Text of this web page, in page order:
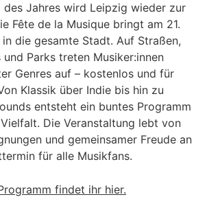
des Jahres wird Leipzig wieder zur
Fête de la Musique bringt am 21.
die gesamte Stadt. Auf Straßen,
und Parks treten Musiker:innen
Genres auf – kostenlos und für
Klassik über Indie bis hin zu
entsteht ein buntes Programm
Die Veranstaltung lebt von
und gemeinsamer Freude an
für alle Musikfans.
findet ihr hier.